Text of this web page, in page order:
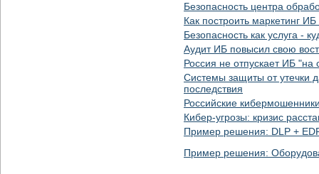
Безопасность центра
Как построить маркетинг
Безопасность как услуга -
Аудит ИБ повысил свою
Россия не отпускает ИБ "на
Системы защиты от утечки
последствия
Российские
Кибер-угрозы: кризис
Пример решения: DLP +
Пример решения: